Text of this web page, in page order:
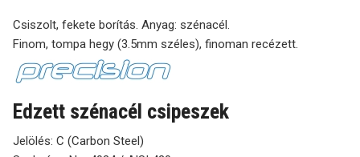
Csiszolt, fekete borítás. Anyag: szénacél.
Finom, tompa hegy (3.5mm széles), finoman recézett.
Edzett szénacél csipeszek
Jelölés: C (Carbon Steel)